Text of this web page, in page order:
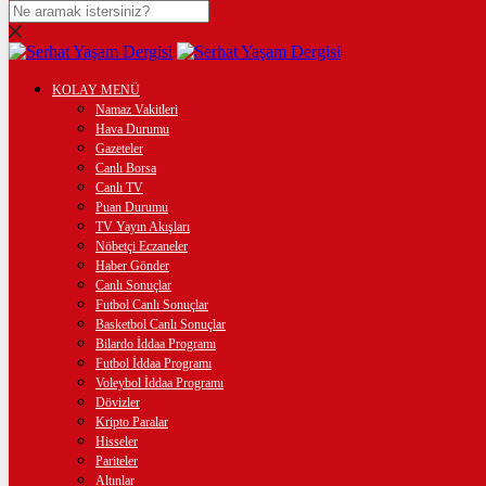
DOLAR
47,6042$% 0.05
EURO
% 0.14
STERLİN
% 0.16
GRAM ALTIN
%0,39
ÇEYREK ALTIN
10.610,00%0,43
BİTCOİN
KOLAY MENÜ
Namaz Vakitleri
Hava Durumu
Gazeteler
Canlı Borsa
Canlı TV
Puan Durumu
TV Yayın Akışları
Nöbetçi Eczaneler
Haber Gönder
Canlı Sonuçlar
Futbol Canlı Sonuçlar
Basketbol Canlı Sonuçlar
Bilardo İddaa Programı
Futbol İddaa Programı
Voleybol İddaa Programı
Dövizler
Kripto Paralar
Hisseler
Pariteler
Altınlar